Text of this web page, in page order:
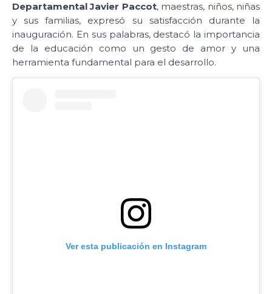
Departamental Javier Paccot, maestras, niños, niñas
y sus familias, expresó su satisfacción durante la
inauguración. En sus palabras, destacó la importancia
de la educación como un gesto de amor y una
herramienta fundamental para el desarrollo.
Ver esta publicación en Instagram